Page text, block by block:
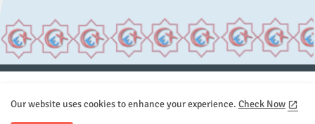
Sitemap
İletişim
Our website uses cookies to enhance your experience. Check Now